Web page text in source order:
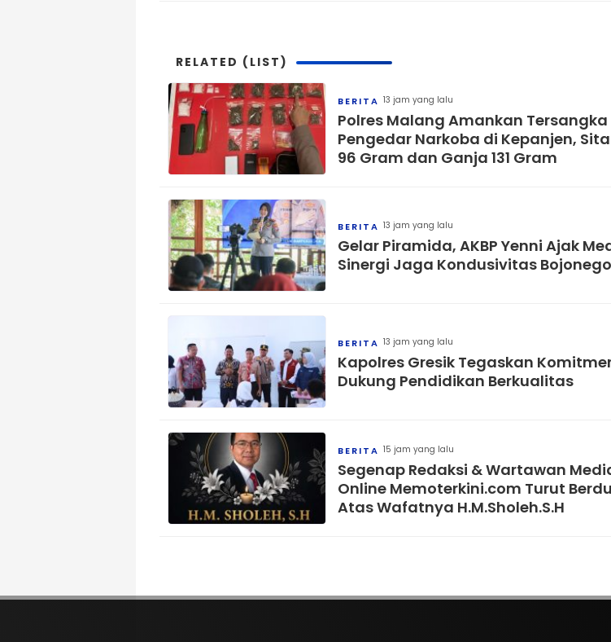
RELATED (LIST)
BERITA 13 jam yang lalu
Polres Malang Amankan Tersangka
Pengedar Narkoba di Kepanjen,
96 Gram dan Ganja 131 Gram
BERITA 13 jam yang lalu
Gelar Piramida, AKBP Yenni Ajak
Sinergi Jaga Kondusivitas
BERITA 13 jam yang lalu
Kapolres Gresik Tegaskan
Dukung Pendidikan Berkualitas
BERITA 15 jam yang lalu
Segenap Redaksi & Wartawan
Online Memoterkini.com Turut
Atas Wafatnya H.M.Sholeh.S.H